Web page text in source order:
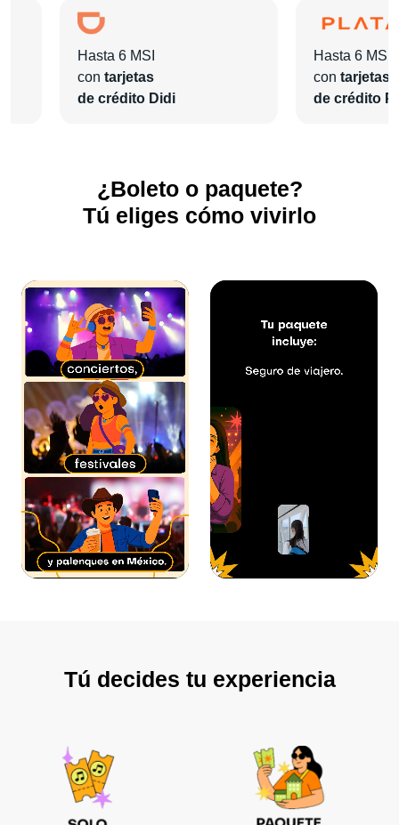
Pa'l Concierto
vivas una grata experiencia!
Hasta 6 MSI
con tarjetas
de crédito Didi
Hasta 6 MSI
con tarjetas
de crédito
¿Boleto o paquete?
Tú eliges cómo vivirlo
Tú decides tu experiencia